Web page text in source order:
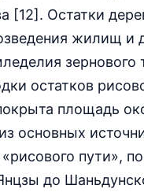
[12]. Остатки
жилищ и
зернового
остатков
площадь
основных
пути»,
до